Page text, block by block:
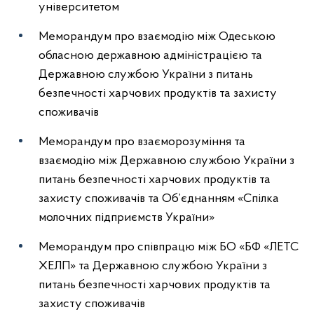
університетом
Меморандум про взаємодію між Одеською
обласною державною адміністрацією та
Державною службою України з питань
безпечності харчових продуктів та захисту
споживачів
Меморандум про взаєморозуміння та
взаємодію між Державною службою України з
питань безпечності харчових продуктів та
захисту споживачів та Об’єднанням «Спілка
молочних підприємств України»
Меморандум про співпрацю між БО «БФ «ЛЕТС
ХЕЛП» та Державною службою України з
питань безпечності харчових продуктів та
захисту споживачів